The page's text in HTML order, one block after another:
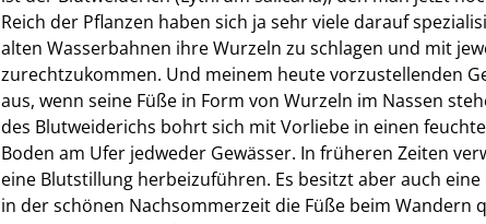
Reich der Pflanzen haben sich ja sehr viele darauf
alten Wasserbahnen ihre Wurzeln zu schlagen und mit
zurechtzukommen. Und meinem heute vorzustellenden
aus, wenn seine Füße in Form von Wurzeln im Nassen
des Blutweiderichs bohrt sich mit Vorliebe in einen
Boden am Ufer jedweder Gewässer. In früheren Zeiten
eine Blutstillung herbeizuführen. Es besitzt aber auch
in der schönen Nachsommerzeit die Füße beim Wandern